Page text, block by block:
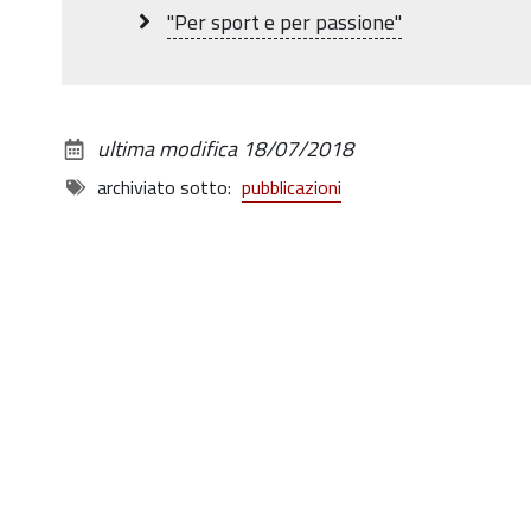
dimensioni "Per sport e per passione"
ultima modifica 18/07/2018
archiviato sotto: pubblicazioni